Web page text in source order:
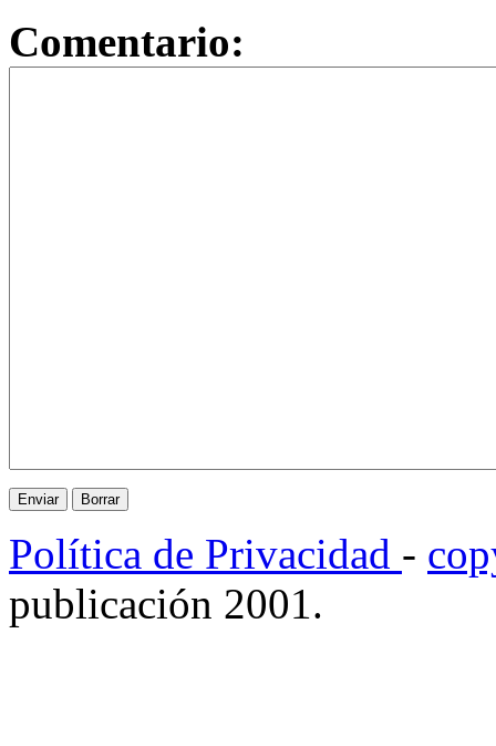
Comentario:
Política de Privacidad -
publicación 2001.